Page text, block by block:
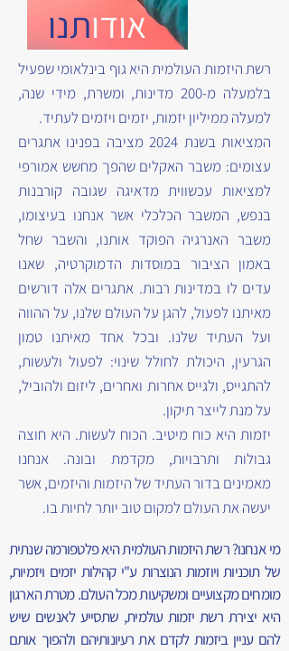
אודותנו
רשת היזמות העולמית היא גוף בינלאומי שפעיל
בלמעלה מ-200 מדינות, ומשרת, מידי שנה,
למעלה ממיליון יזמות, יזמים ויזמים לעתיד.
המציאות בשנת 2024 מציבה בפנינו אתגרים
עצומים: משבר האקלים שהפך מחשש אמורפי
למציאות עכשווית מדאיגה שגובה קורבנות
בנפש, המשבר הכלכלי אשר אנחנו בעיצומו,
משבר האנרגיה הפוקד אותנו, והשבר שחל
באמון הציבור במוסדות הדמוקרטיה, שאנו
עדים לו במדינות רבות. אתגרים אלה דורשים
מאיתנו לפעול, להגן על העולם שלנו, על ההווה
ועל העתיד שלנו. ובכל אחד מאיתנו טמון
הגרעין, היכולת לחולל שינוי: לפעול ולעשות,
להתגייס, ולגייס אחרות ואחרים, ליזום ולהוביל,
על מנת לייצר תיקון.
יזמות היא כוח מיטיב. הכוח לעשות. היא חוצה
גבולות ותרבויות, מקדמת ובונה. אנחנו
מאמינים בדור העתיד של היזמות והיזמים, אשר
יעשה את העולם למקום טוב יותר לחיות בו.
מי אנחנו? רשת היזמות העולמית היא פלטפורמה שנתית
של תוכניות ויוזמות הנוצרות ע"י קהילות יזמים ויזמיות,
מומחים מקצועיים ומשקיעות מכל העולם. מטרת הארגון
היא יצירת רשת יזמות עולמית, שתסייע לאנשים שיש
להם עניין ביזמות לקדם את רעיונותיהם ולהפוך אותם